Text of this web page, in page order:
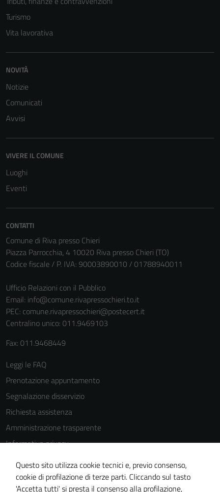
Turismo
Vita lavorativa
NOVITÀ
Notizie
Comunicati
Avvisi
VIVERE IL COMUNE
Luoghi
Eventi
CONTATTI
Comune di Riva presso Chieri
Piazza Parrocchia, 4 10020 Riva presso Chieri (TO)
Codice fiscale / P. IVA: 90003890010 / 01788940011
Ufficio Relazioni con il Pubblico
Email: info@comune.rivapressochieri.to.it
PEC: comune.rivapressochieri@postecert.it
Centralino unico: 011.9469103
Fax: 011.9468449
Leggi le FAQ
Prenotazione appuntamento
Segnalazione disservizio
Richiesta assistenza
Amministrazione trasparente
Informativa privacy
Cookie Policy
Note legali
Questo sito utilizza cookie tecnici e, previo consenso,
cookie di profilazione di terze parti. Cliccando sul tasto
'Accetta tutti' si presta il consenso alla profilazione,